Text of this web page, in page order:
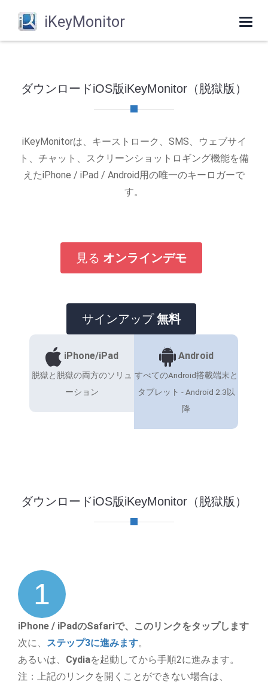
iKeyMonitor
ダウンロードiOS版iKeyMonitor（脱獄版）
iKeyMonitorは、キーストローク、SMS、ウェブサイ
ト、チャット、スクリーンショットロギング機能を備
えたiPhone / iPad / Android用の唯一のキーロガーで
す。
見る オンラインデモ
サインアップ無料
iPhone/iPad
脱獄と脱獄の両方のソリュ
ーション
Android
すべてのAndroid搭載端末と
タブレット - Android 2.3以
降
ダウンロードiOS版iKeyMonitor（脱獄版）
1
iPhone / iPadのSafariで、このリンクをタップします
次に、 ステップ3に進みます。
あるいは、 Cydiaを起動してから手順2に進みます。
注：上記のリンクを開くことができない場合は、